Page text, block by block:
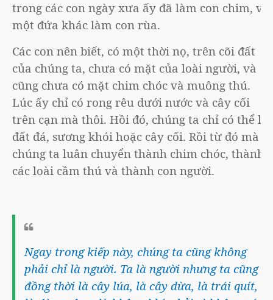
trong các con ngày xưa ấy đã làm con chim, và
một đứa khác làm con rùa.
Các con nên biết, có một thời nọ, trên cõi đất
của chúng ta, chưa có mặt của loài người, và
cũng chưa có mặt chim chóc và muông thú.
Lúc ấy chỉ có rong rêu dưới nước và cây cối
trên cạn mà thôi. Hồi đó, chúng ta chỉ có thể là
đất đá, sương khói hoặc cây cối. Rồi từ đó mà
chúng ta luân chuyển thành chim chóc, thành
các loài cầm thú và thành con người.
Ngay trong kiếp này, chúng ta cũng không
phải chỉ là người. Ta là người nhưng ta cũng
đồng thời là cây lúa, là cây dừa, là trái quít,